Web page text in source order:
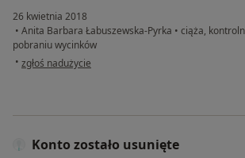
26 kwietnia 2018
• Anita Barbara Łabuszewska-Pyrka • ciąża,
pobraniu wycinków
• w opinii użytkownika Konto zostało usunięte
zgłoś nadużycie
Konto zostało usunięte